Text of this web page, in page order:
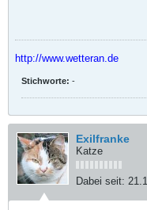
http://www.wetteran.de
Stichworte: -
Exilfranke
Katze
Dabei seit: